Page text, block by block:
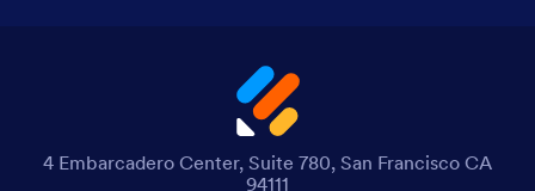
4 Embarcadero Center, Suite 780, San Francisco CA
94111